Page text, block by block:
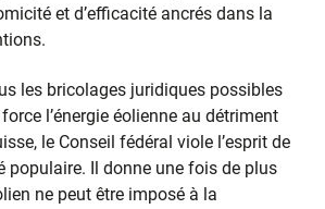
et d’efficacité ancrés dans la
les bricolages juridiques possibles
l’énergie éolienne au détriment
le Conseil fédéral viole l’esprit de
populaire. Il donne une fois de plus
ne peut être imposé à la